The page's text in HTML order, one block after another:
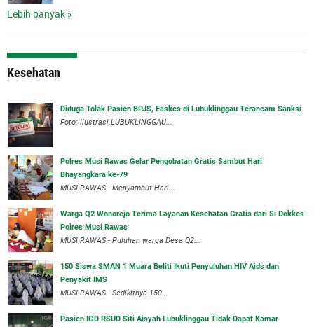
Lebih banyak »
Kesehatan
Diduga Tolak Pasien BPJS, Faskes di Lubuklinggau Terancam Sanksi
Foto: Ilustrasi.LUBUKLINGGAU...
Polres Musi Rawas Gelar Pengobatan Gratis Sambut Hari
Bhayangkara ke-79
MUSI RAWAS - Menyambut Hari...
Warga Q2 Wonorejo Terima Layanan Kesehatan Gratis dari Si Dokkes
Polres Musi Rawas
MUSI RAWAS - Puluhan warga Desa Q2...
150 Siswa SMAN 1 Muara Beliti Ikuti Penyuluhan HIV Aids dan
Penyakit IMS
MUSI RAWAS - Sedikitnya 150...
Pasien IGD RSUD Siti Aisyah Lubuklinggau Tidak Dapat Kamar